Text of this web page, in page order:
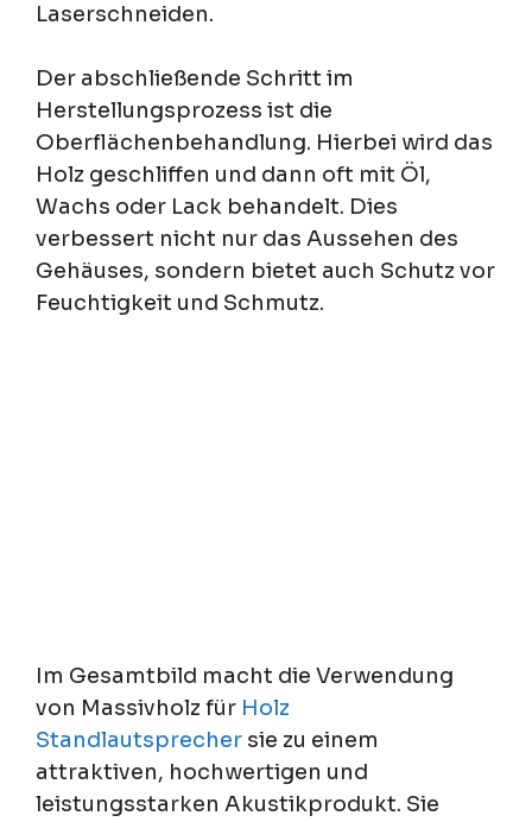
Laserschneiden.
Der abschließende Schritt im
Herstellungsprozess ist die
Oberflächenbehandlung. Hierbei wird das
Holz geschliffen und dann oft mit Öl,
Wachs oder Lack behandelt. Dies
verbessert nicht nur das Aussehen des
Gehäuses, sondern bietet auch Schutz vor
Feuchtigkeit und Schmutz.
Im Gesamtbild macht die Verwendung
von Massivholz für Holz
Standlautsprecher sie zu einem
attraktiven, hochwertigen und
leistungsstarken Akustikprodukt. Sie